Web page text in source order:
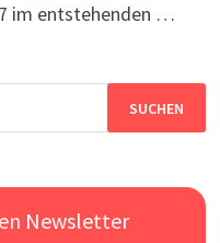
im entstehenden …
Newsletter